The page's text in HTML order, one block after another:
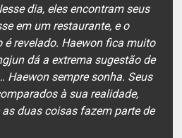
dia, eles encontram seus
em um restaurante, e o
é revelado. Haewon fica muito
dá a extrema sugestão de
Haewon sempre sonha. Seus
à sua realidade,
duas coisas fazem parte de